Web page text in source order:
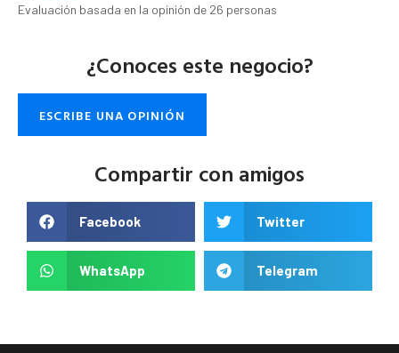
Evaluación basada en la opinión de 26 personas
¿Conoces este negocio?
ESCRIBE UNA OPINIÓN
Compartir con amigos
Facebook Twitter
WhatsApp Telegram